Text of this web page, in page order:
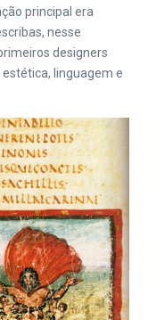
principal era
nesse
designers
linguagem e